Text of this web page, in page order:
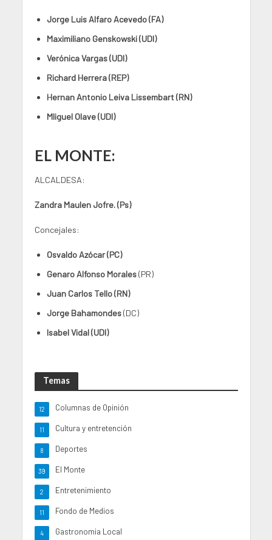
Jorge Luis Alfaro Acevedo (FA)
Maximiliano Genskowski (UDI)
Verónica Vargas (UDI)
Richard Herrera (REP)
Hernan Antonio Leiva Lissembart (RN)
MIiguel Olave (UDI)
EL MONTE:
ALCALDESA:
Zandra Maulen Jofre. (Ps)
Concejales:
Osvaldo Azócar (PC)
Genaro Alfonso Morales(PR)
Juan Carlos Tello (RN)
Jorge Bahamondes(DC)
Isabel Vidal (UDI)
Temas
Columnas de Opinión
12
Cultura y entretención
11
Deportes
8
El Monte
39
Entretenimiento
2
Fondo de Medios
11
Gastronomia Local
4